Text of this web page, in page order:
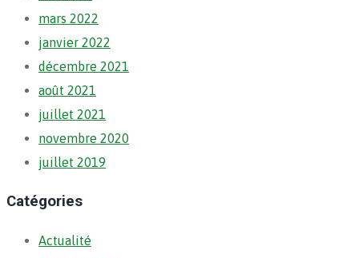
mars 2022
janvier 2022
décembre 2021
août 2021
juillet 2021
novembre 2020
juillet 2019
Catégories
Actualité